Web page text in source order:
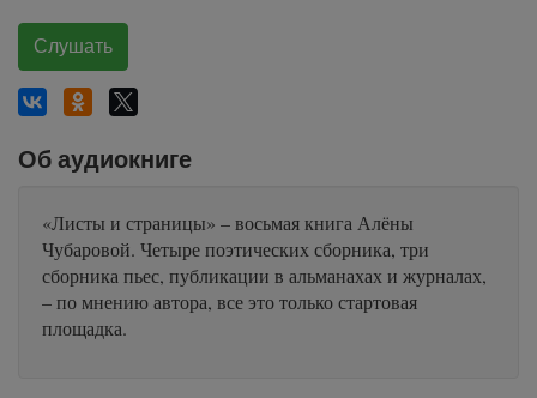
Слушать
Об аудиокниге
«Листы и страницы» – восьмая книга Алёны
Чубаровой. Четыре поэтических сборника, три
сборника пьес, публикации в альманахах и журналах,
– по мнению автора, все это только стартовая
площадка.